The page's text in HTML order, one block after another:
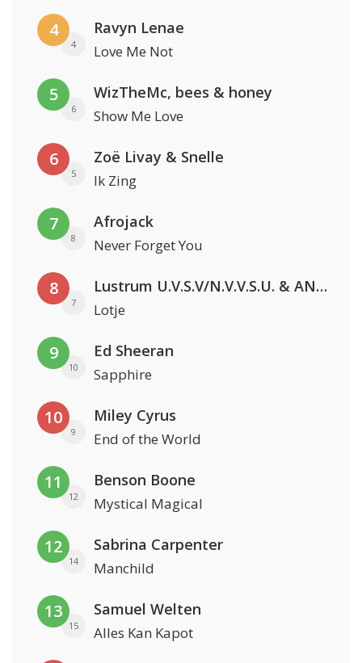
4
4
Ravyn Lenae
Love Me Not
5
6
WizTheMc, bees & honey
Show Me Love
6
5
Zoë Livay & Snelle
Ik Zing
7
8
Afrojack
Never Forget You
8
7
Lustrum U.V.S.V/N.V.V.S.U. & ANNO ONS & Jopke van Dobbenburgh & Roeland Beelen
Lotje
9
10
Ed Sheeran
Sapphire
10
9
Miley Cyrus
End of the World
11
12
Benson Boone
Mystical Magical
12
14
Sabrina Carpenter
Manchild
13
15
Samuel Welten
Alles Kan Kapot